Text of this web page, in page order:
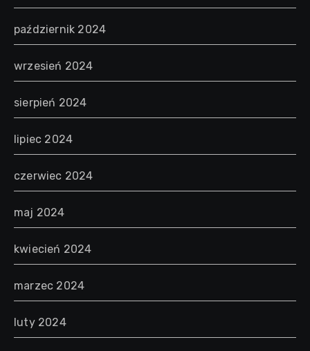
październik 2024
wrzesień 2024
sierpień 2024
lipiec 2024
czerwiec 2024
maj 2024
kwiecień 2024
marzec 2024
luty 2024